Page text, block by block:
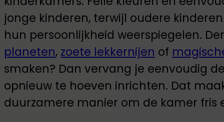
jonge kinderen, terwijl oudere
hun persoonlijkheid weerspiegelen.
planeten, zoete lekkernijen of
smaken? Dan vervang je eenvoudig
opnieuw te hoeven inrichten. Dat
duurzamere manier om de kamer fris